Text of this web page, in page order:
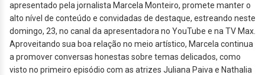
apresentado pela jornalista Marcela Monteiro, promete manter o
alto nível de conteúdo e convidadas de destaque, estreando neste
domingo, 23, no canal da apresentadora no YouTube e na TV Max.
Aproveitando sua boa relação no meio artístico, Marcela continua
a promover conversas honestas sobre temas delicados, como
visto no primeiro episódio com as atrizes Juliana Paiva e Nathalia